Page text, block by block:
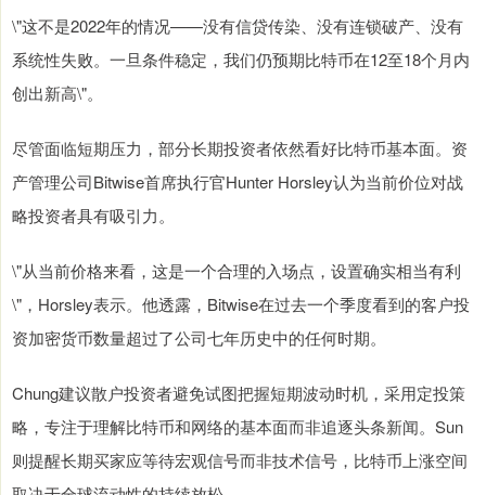
\"这不是2022年的情况——没有信贷传染、没有连锁破产、没有
系统性失败。一旦条件稳定，我们仍预期比特币在12至18个月内
创出新高\"。
尽管面临短期压力，部分长期投资者依然看好比特币基本面。资
产管理公司Bitwise首席执行官Hunter Horsley认为当前价位对战
略投资者具有吸引力。
\"从当前价格来看，这是一个合理的入场点，设置确实相当有利
\"，Horsley表示。他透露，Bitwise在过去一个季度看到的客户投
资加密货币数量超过了公司七年历史中的任何时期。
Chung建议散户投资者避免试图把握短期波动时机，采用定投策
略，专注于理解比特币和网络的基本面而非追逐头条新闻。Sun
则提醒长期买家应等待宏观信号而非技术信号，比特币上涨空间